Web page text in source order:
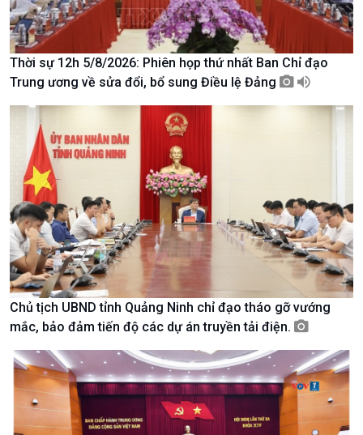
Giới thiệu
Thời sự 12h
Thời sự 18h
Thời sự 21h30
Bản tin
Chuyên mục
Theo dòng Thời sự
Thời sự 12h 5/8/2026: Phiên họp thứ nhất Ban Chỉ đạo
Trung ương về sửa đổi, bổ sung Điều lệ Đảng
Chủ tịch UBND tỉnh Quảng Ninh chỉ đạo tháo gỡ vướng
mắc, bảo đảm tiến độ các dự án truyền tải điện.